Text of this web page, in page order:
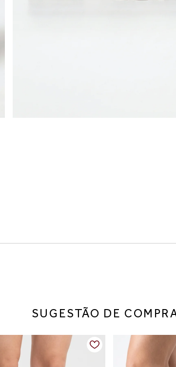
e estilo marcante para o dia a dia
SUGESTÃO DE